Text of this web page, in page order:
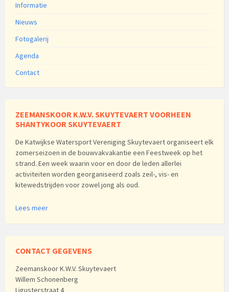
Informatie
Nieuws
Fotogalerij
Agenda
Contact
ZEEMANSKOOR K.W.V. SKUYTEVAERT VOORHEEN
SHANTYKOOR SKUYTEVAERT
De Katwijkse Watersport Vereniging Skuytevaert organiseert elk
zomerseizoen in de bouwvakvakantie een Feestweek op het
strand. Een week waarin voor en door de leden allerlei
activiteiten worden georganiseerd zoals zeil-, vis- en
kitewedstrijden voor zowel jong als oud.
Lees meer
CONTACT GEGEVENS
Zeemanskoor K.W.V. Skuytevaert
Willem Schonenberg
Ligusterstraat 4